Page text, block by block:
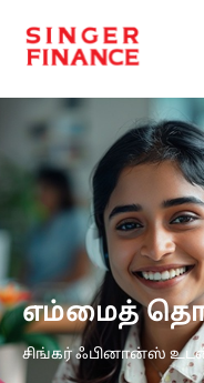
எம்மைத்
சிங்கர் ஃபினான்ஸ்